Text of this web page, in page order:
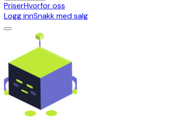
PriserHvorfor oss
Logg innSnakk med salg